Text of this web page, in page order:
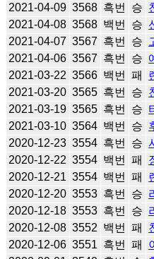
2021-04-09 3568 흑번 승
2021-04-08 3568 백번 승
2021-04-07 3567 흑번 승
2021-04-06 3567 흑번 승
2021-03-22 3566 백번 패
2021-03-20 3565 흑번 승
2021-03-19 3565 흑번 승
2021-03-10 3564 백번 승
2020-12-23 3554 흑번 승
2020-12-22 3554 백번 패
2020-12-21 3554 백번 패
2020-12-20 3553 흑번 승
2020-12-18 3553 흑번 승
2020-12-08 3552 백번 패
2020-12-06 3551 흑번 패